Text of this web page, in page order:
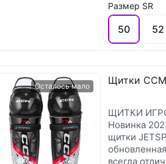
Размер SR
50 52
Осталось мало Щитки
ЩИТКИ
Новинка
щитки
всегда